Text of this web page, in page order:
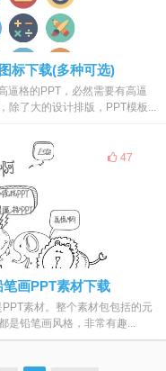
标下载(多种可选)
逼格的PPT，必然需要有高逼
除了大的设计排版，PPT模板...
47
画PPT素材下载
素材。整个素材包包括的元
是铅笔画风格，非常有趣...